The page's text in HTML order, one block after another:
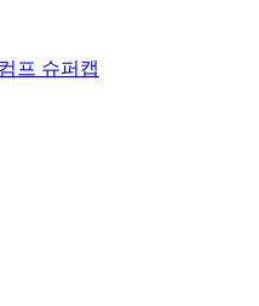
프 슈퍼캡